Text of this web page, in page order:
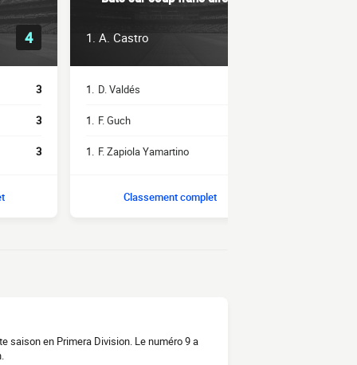
4
3
3
3
1. A. Castro
1. D. Valdés
1. F. Guch
1. F. Zapiola Yamartino
Classement complet
saison en Primera Division. Le numéro 9 a